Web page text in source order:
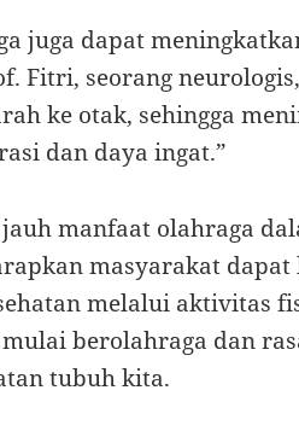
juga dapat
Fitri, seorang
ke otak, sehingga
dan daya ingat.”
manfaat olahraga
masyarakat
melalui aktivitas
berolahraga dan
tubuh kita.